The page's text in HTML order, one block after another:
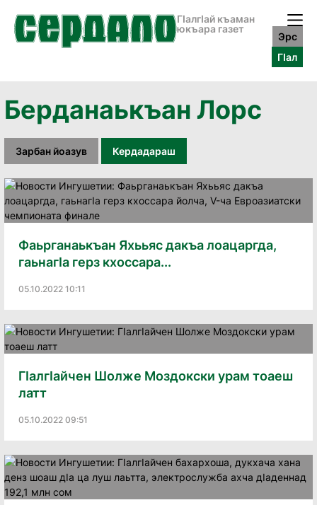
ГӀалгӀай къаман
юкъара газет
Эрс
ГӀал
Берданаькъан Лорс
Зарбан йоазув Кердадараш
Фаьрганаькъан Яхььяс дакъа лоацаргда,
гаьнагIа герз кхоссара...
05.10.2022 10:11
ГIалгIайчен Шолже Моздокски урам тоаеш
латт
05.10.2022 09:51